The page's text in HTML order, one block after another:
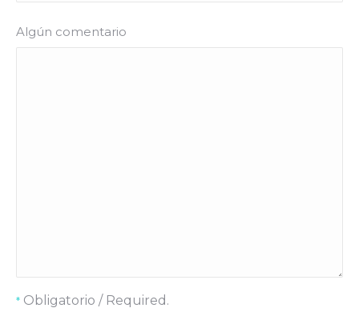
Algún comentario
* Obligatorio / Required.